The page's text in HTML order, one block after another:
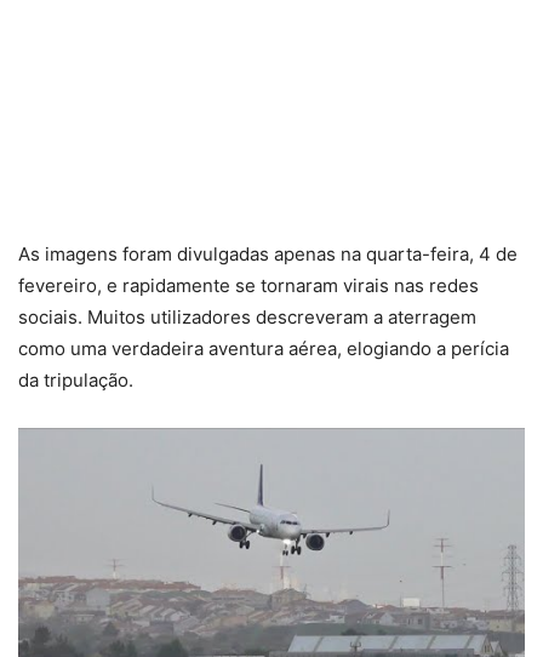
As imagens foram divulgadas apenas na quarta-feira, 4 de
fevereiro, e rapidamente se tornaram virais nas redes
sociais. Muitos utilizadores descreveram a aterragem
como uma verdadeira aventura aérea, elogiando a perícia
da tripulação.